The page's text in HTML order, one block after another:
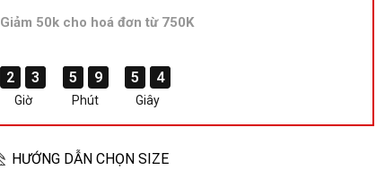
HƯỚNG DẪN CHỌN SIZE
Giảm 50k cho hoá đơn từ 750K
2
2
2
2 3
3
3
3 5
5
5
5 9
9
9
9 5
5
5
5 3
3
3
3
Giờ Phút Giây